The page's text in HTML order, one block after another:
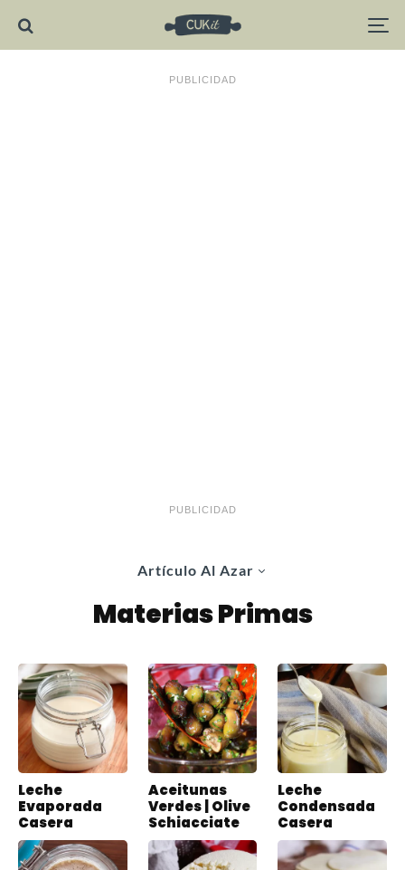
PUBLICIDAD
PUBLICIDAD
Artículo Al Azar
Materias Primas
Leche
Evaporada
Casera
Aceitunas
Verdes | Olive
Schiacciate
Leche
Condensada
Casera